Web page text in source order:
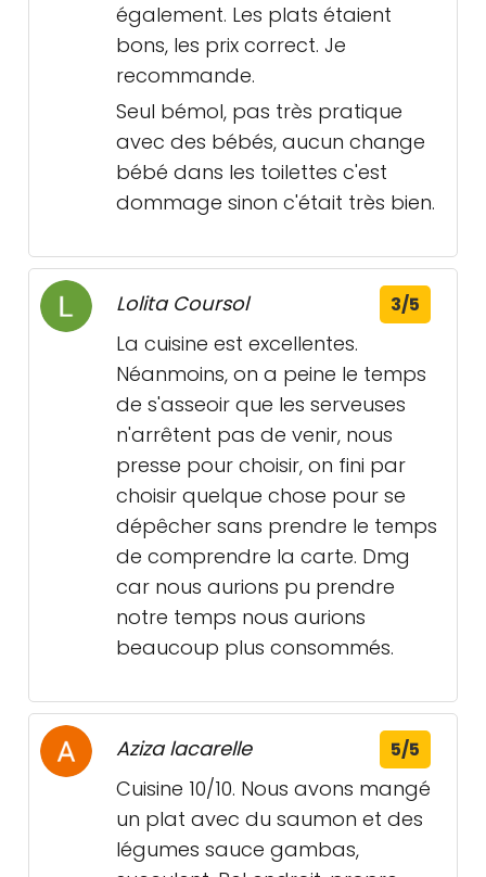
également. Les plats étaient
bons, les prix correct. Je
recommande.
Seul bémol, pas très pratique
avec des bébés, aucun change
bébé dans les toilettes c'est
dommage sinon c'était très bien.
Lolita Coursol 3/5
La cuisine est excellentes.
Néanmoins, on a peine le temps
de s'asseoir que les serveuses
n'arrêtent pas de venir, nous
presse pour choisir, on fini par
choisir quelque chose pour se
dépêcher sans prendre le temps
de comprendre la carte. Dmg
car nous aurions pu prendre
notre temps nous aurions
beaucoup plus consommés.
Aziza lacarelle 5/5
Cuisine 10/10. Nous avons mangé
un plat avec du saumon et des
légumes sauce gambas,